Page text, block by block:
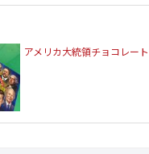
アメリカ大統領チョコレート